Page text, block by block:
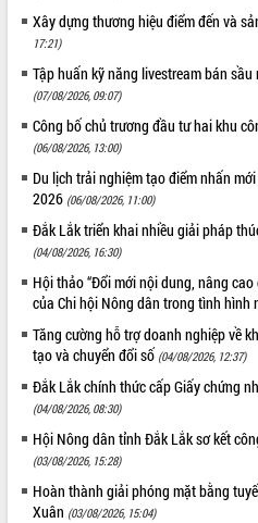
Xây dựng thương hiệu điểm đến và
17:21)
Tập huấn kỹ năng livestream bán
(07/08/2026, 09:07)
Công bố chủ trương đầu tư hai khu
(06/08/2026, 13:00)
Du lịch trải nghiệm tạo điểm nhấn
2026 (06/08/2026, 11:00)
Đắk Lắk triển khai nhiều giải pháp
(04/08/2026, 16:30)
Hội thảo “Đổi mới nội dung, nâng
của Chi hội Nông dân trong tình hình
Tăng cường hỗ trợ doanh nghiệp về
tạo và chuyển đổi số (04/08/2026, 12:37)
Đắk Lắk chính thức cấp Giấy chứng
(04/08/2026, 08:30)
Hội Nông dân tỉnh Đắk Lắk sơ kết
(03/08/2026, 15:28)
Hoàn thành giải phóng mặt bằng
Xuân (03/08/2026, 15:04)